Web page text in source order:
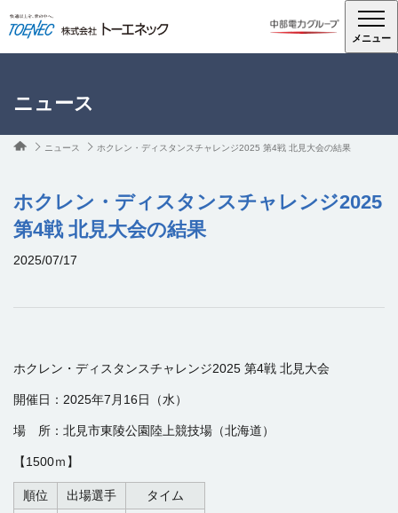
メニュー
ニュース
ニュース ホクレン・ディスタンスチャレンジ2025 第4戦 北見大会の結果
ホクレン・ディスタンスチャレンジ2025
第4戦 北見大会の結果
2025/07/17
ホクレン・ディスタンスチャレンジ2025 第4戦 北見大会
開催日：2025年7月16日（水）
場 所：北見市東陵公園陸上競技場（北海道）
【1500ｍ】
順位 出場選手
タイム